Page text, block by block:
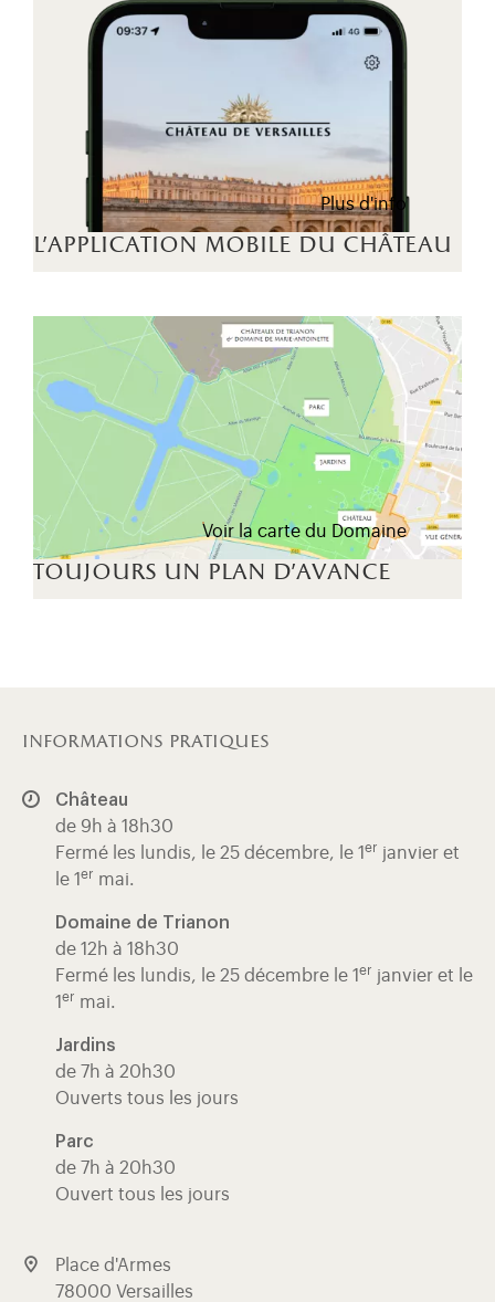
l'application mobile du château
Plus d'info
toujours un plan d'avance
Voir la carte du Domaine
informations pratiques
Château
de 9h à 18h30
Fermé les lundis, le 25 décembre, le 1 er janvier et
le 1 er mai.
Domaine de Trianon
de 12h à 18h30
Fermé les lundis, le 25 décembre le 1 er janvier et le
1 er mai.
Jardins
de 7h à 20h30
Ouverts tous les jours
Parc
de 7h à 20h30
Ouvert tous les jours
Place d'Armes
78000 Versailles